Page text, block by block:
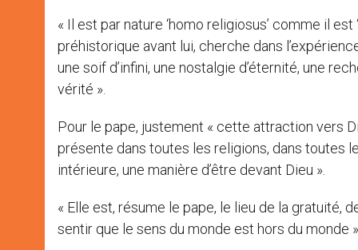
« Il est par nature ‘homo religiosus’ comme il est
préhistorique avant lui, cherche dans
une soif d’infini, une nostalgie d’éternité, une
vérité ».
Pour le pape, justement « cette attraction vers
présente dans toutes les religions, dans toutes
intérieure, une manière d’être devant Dieu ».
« Elle est, résume le pape, le lieu de la gratuité,
sentir que le sens du monde est hors du monde